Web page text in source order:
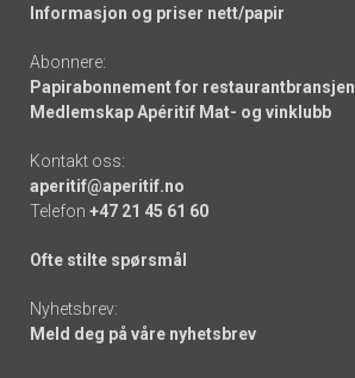
Informasjon og priser nett/papir
Abonnere:
Papirabonnement for restaurantbransjen
Medlemskap Apéritif Mat- og vinklubb
Kontakt oss:
aperitif@aperitif.no
Telefon +47 21 45 61 60
Ofte stilte spørsmål
Nyhetsbrev:
Meld deg på våre nyhetsbrev